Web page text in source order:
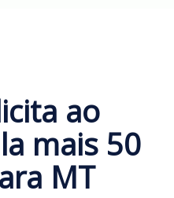
ao
mais 50
MT